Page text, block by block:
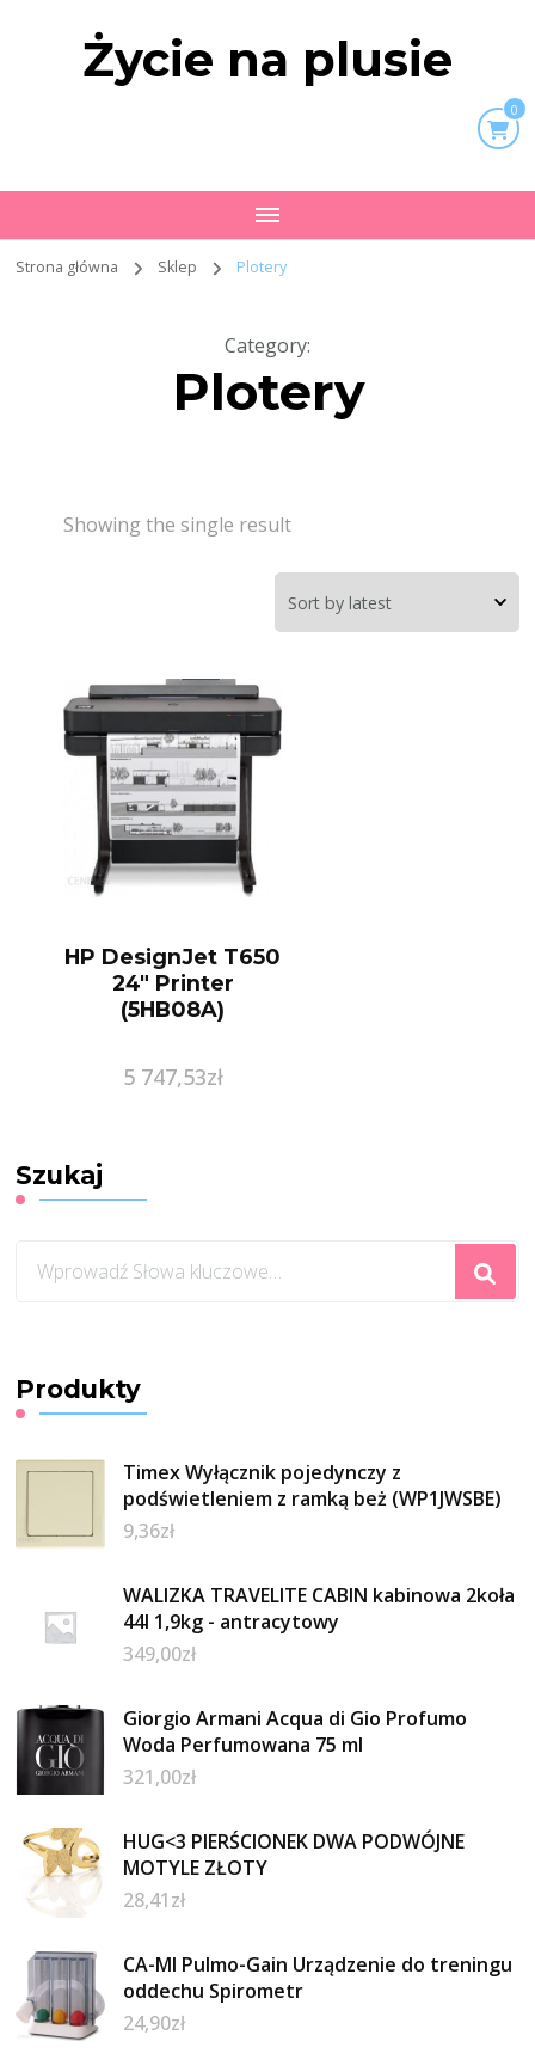
Życie na plusie
0
Strona główna Sklep Plotery
Category:
Plotery
Showing the single result
HP DesignJet T650
24″ Printer
(5HB08A)
5 747,53zł
Szukaj
czegoś?
Produkty
Timex Wyłącznik pojedynczy z
podświetleniem z ramką beż (WP1JWSBE)
9,36zł
WALIZKA TRAVELITE CABIN kabinowa 2koła
44l 1,9kg - antracytowy
349,00zł
Giorgio Armani Acqua di Gio Profumo
Woda Perfumowana 75 ml
321,00zł
HUG<3 PIERŚCIONEK DWA PODWÓJNE
MOTYLE ZŁOTY
28,41zł
CA-MI Pulmo-Gain Urządzenie do treningu
oddechu Spirometr
24,90zł